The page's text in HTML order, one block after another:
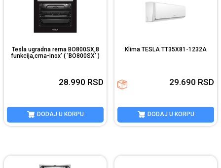
Tesla ugradna rerna BO800SX,8
funkcija,crna-inox' ( 'BO800SX' )
28.990 RSD
DODAJ U KORPU
Klima TESLA TT35X81-1232A
29.690 RSD
DODAJ U KORPU